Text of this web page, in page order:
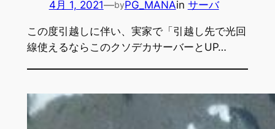
4月 1, 2021—byPG_MANAin サーバ
この度引越しに伴い、実家で「引越し先で光回
線使えるならこのクソデカサーバーとUP…